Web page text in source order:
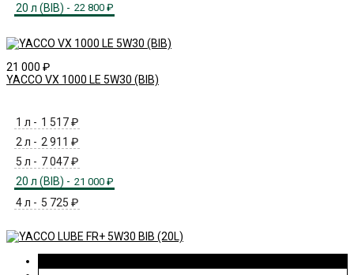
20 л (BIB) - 22 800 ₽
21 000 ₽
YACCO VX 1000 LE 5W30 (BIB)
1 л - 1 517 ₽
2 л - 2 911 ₽
5 л - 7 047 ₽
20 л (BIB) - 21 000 ₽
4 л - 5 725 ₽